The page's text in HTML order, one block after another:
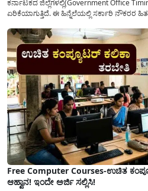
ಕರ್ನಾಟಕದ ಜಿಲ್ಲೆಗಳಲ್ಲಿ(Government Office
ಏರಿಕೆಯಾಗುತ್ತಿದೆ. ಈ ಹಿನ್ನೆಲೆಯಲ್ಲಿ ಸರ್ಕಾರಿ ನೌಕರರ
ಮತ್ತು ಕಲ್ಯಾಣ ಕರ್ನಾಟಕದ ಒಟ್ಟು 9 ಜಿಲ್ಲೆಗಳಲ್ಲಿ ಏಪ್ರಿಲ್...
Free Computer Courses-ಉಚಿತ
ಆಹ್ವಾನ! ಇಂದೇ ಅರ್ಜಿ ಸಲ್ಲಿಸಿ!